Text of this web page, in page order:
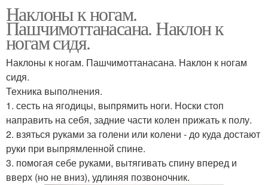
Наклоны к ногам.
Пашчимоттанасана. Наклон к
ногам сидя.
Наклоны к ногам. Пашчимоттанасана. Наклон к ногам
сидя.
Техника выполнения.
1. сесть на ягодицы, выпрямить ноги. Носки стоп
направить на себя, задние части колен прижать к полу.
2. взяться руками за голени или колени - до куда достают
руки при выпрямленной спине.
3. помогая себе руками, вытягивать спину вперед и
вверх (но не вниз), удлиняя позвоночник.